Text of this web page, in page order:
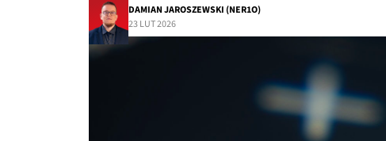
DAMIAN JAROSZEWSKI (NER1O)
23 LUT 2026